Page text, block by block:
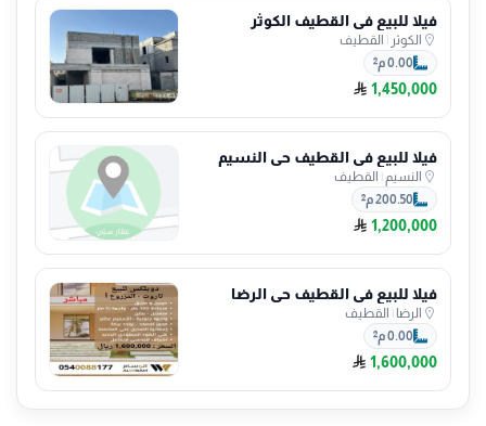
فيلا للبيع في القطيف الكوثر
الكوثر | القطيف
0.00 م²
1,450,000
فيلا للبيع في القطيف حي النسيم
النسيم | القطيف
200.50 م²
1,200,000
فيلا للبيع في القطيف حي الرضا
الرضا | القطيف
0.00 م²
1,600,000